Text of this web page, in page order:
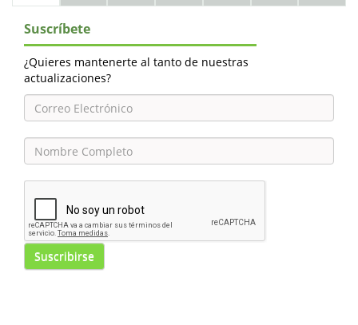
Suscríbete
¿Quieres mantenerte al tanto de nuestras
actualizaciones?
Suscribirse